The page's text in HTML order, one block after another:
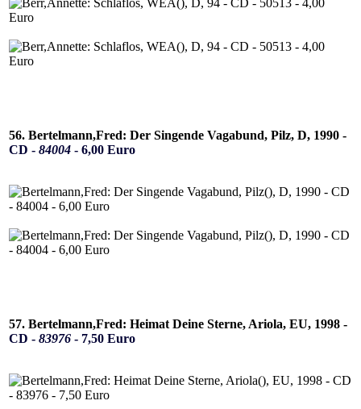
56. Bertelmann,Fred: Der Singende Vagabund, Pilz, D, 1990 -
CD - 84004 - 6,00 Euro
57. Bertelmann,Fred: Heimat Deine Sterne, Ariola, EU, 1998 -
CD - 83976 - 7,50 Euro